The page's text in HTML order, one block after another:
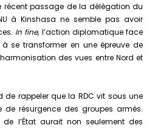
récent passage de la délégation du
à Kinshasa ne semble pas avoir
In fine, l’action diplomatique face
se transformer en une épreuve de
des vues entre Nord et
de rappeler que la RDC vit sous une
résurgence des groupes armés.
l’État aurait non seulement des